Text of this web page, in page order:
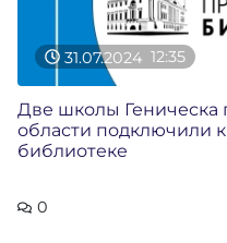
31.07.2024 12:35
Две школы Геническа
области подключили
библиотеке
0